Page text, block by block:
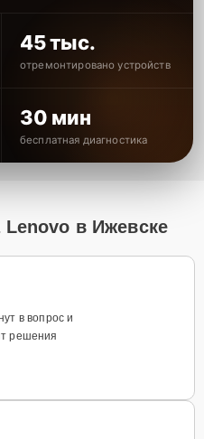
45 тыс.
отремонтировано устройств
30 мин
бесплатная диагностика
Lenovo в Ижевске
в вопрос и
решения